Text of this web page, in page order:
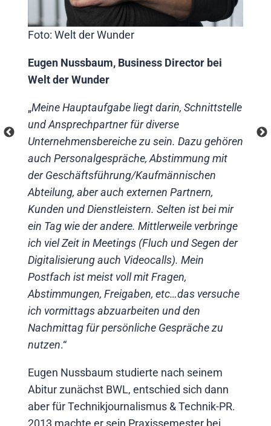
Foto: Welt der Wunder
Eugen Nussbaum, Business Director bei
Welt der Wunder
„Meine Hauptaufgabe liegt darin, Schnittstelle
und Ansprechpartner für diverse
Unternehmensbereiche zu sein. Dazu gehören
auch Personalgespräche, Abstimmung mit
der Geschäftsführung/Kaufmännischen
Abteilung, aber auch externen Partnern,
Kunden und Dienstleistern. Selten ist bei mir
ein Tag wie der andere. Mittlerweile verbringe
ich viel Zeit in Meetings (Fluch und Segen der
Digitalisierung auch Videocalls). Mein
Postfach ist meist voll mit Fragen,
Abstimmungen, Freigaben, etc…das versuche
ich vormittags abzuarbeiten und den
Nachmittag für persönliche Gespräche zu
nutzen.“
Eugen Nussbaum studierte nach seinem
Abitur zunächst BWL, entschied sich dann
aber für Technikjournalismus & Technik-PR.
2013 machte er sein Praxissemester bei